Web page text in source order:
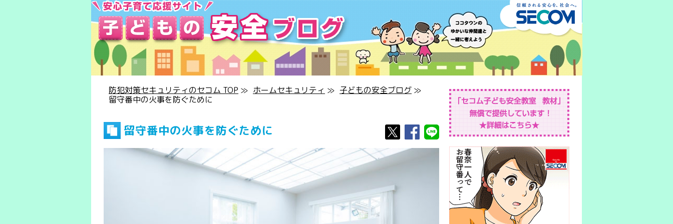
防犯対策セキュリティのセコム TOP ≫ ホームセキュリティ ≫ 子どもの安全ブログ ≫
留守番中の火事を防ぐために
留守番中の火事を防ぐために